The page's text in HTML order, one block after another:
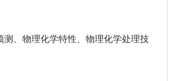
测、物理化学特性、物理化学处理技